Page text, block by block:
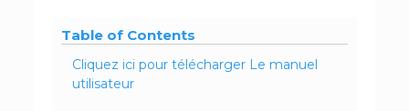
Table of Contents
Cliquez ici pour télécharger Le manuel
utilisateur